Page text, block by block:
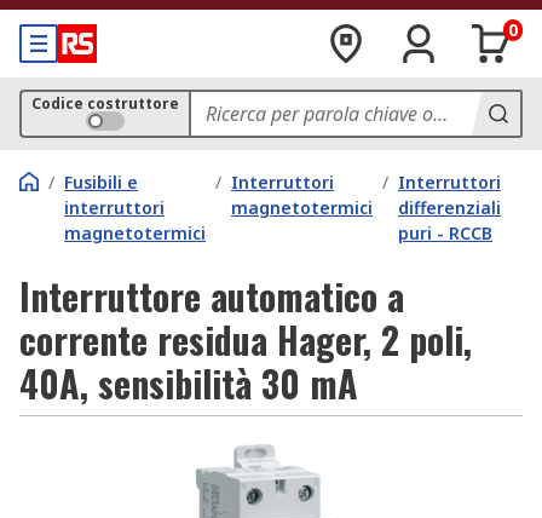
0
Codice costruttore
/ Fusibili e
interruttori
magnetotermici
/ Interruttori
magnetotermici
/ Interruttori
differenziali
puri - RCCB
Interruttore automatico a
corrente residua Hager, 2 poli,
40A, sensibilità 30 mA